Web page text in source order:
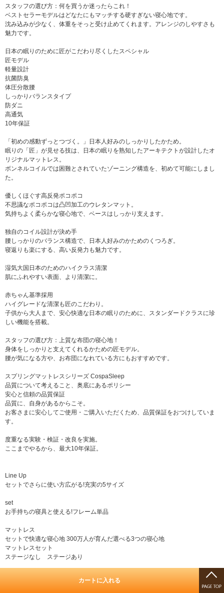
スタッフの選び方：何を買うか迷ったらこれ！
ベストセラーモデルはどなたにもマッチする硬すぎない寝心地です。
沈み込みが少なく、体重をそっと受け止めてくれます。アレンジのしやすさも
魅力です。
日本の眠りのために匠がこだわり尽くしたスペシャル
匠モデル
軽量設計
抗菌防臭
体圧分散腰
しっかりバランスタイプ
防ダニ
高通気
10年保証
「初めの感動ずっとつづく。」日本人好みのしっかりしたかため。
眠りの「匠」が見せる技は、日本の眠りを熟知したアーキテクトが設計したオ
リジナルマットレス。
ボンネルコイルでは困難とされていたゾーニング構造を、初めて可能にしまし
た。
優しくほぐす高反発ポコポコ
不思議なポコポコは凸凹加工のウレタンマット。
気持ちよく柔らかな寝心地で、ベースはしっかり支えます。
独自のコイル設計が決め手
腰しっかりのバランス構造で、日本人好みのかためのくつろぎ。
寝返りも楽にする、高い反発力も魅力です。
湿気大国日本のためのハイクラス清潔
肌にふれやすい表面、より清潔に。
赤ちゃん基準採用
ハイグレードな清潔も匠のこだわり。
子供から大人まで、安心快適な日本の眠りのために、スタンダードクラスに珍
しい機能を搭載。
スタッフの選び方：上質な布団の寝心地！
身体をしっかりと支えてくれるかための匠モデル。
腰が気になる方や、お布団になれている方にもおすすめです。
スプリングマットレスシリーズ CospaSleep
品質について考えること、奥底にあるポリシー
安心と信頼の品質保証
品質に、自身があるからこそ。
お客さまに安心してご使用・ご購入いただくため、品質保証をおつけしていま
す。
度重なる実験・検証・改良を実施。
ここまでやるから、最大10年保証。
Line Up
セットでさらに使い方広がる!充実の5サイズ
set
お手持ちの寝具と使える!フレーム単品
マットレス
セットで快適な寝心地 300万人が育んだ選べる3つの寝心地
マットレスセット
ステージなし ステージあり
カートに入れる